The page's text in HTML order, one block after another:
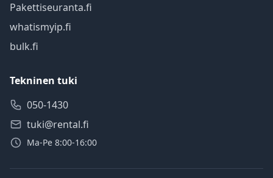
Pakettiseuranta.fi
whatismyip.fi
bulk.fi
Tekninen tuki
050-1430
tuki@rental.fi
Ma-Pe 8:00-16:00